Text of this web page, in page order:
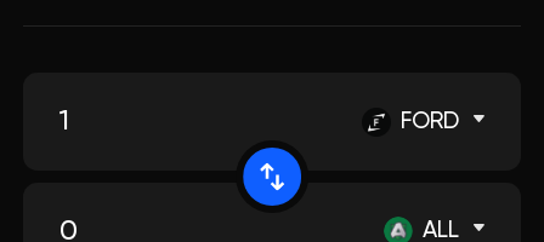
FORD
ALL